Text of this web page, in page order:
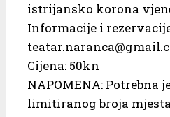
istrijansko korona
Informacije i
Cijena: 50kn
NAPOMENA: Potrebna
limitiranog broja